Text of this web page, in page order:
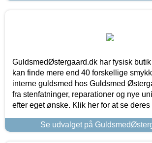
GuldsmedØstergaard.dk har fysisk
kan finde mere end 40 forskellige
interne guldsmed hos Guldsmed
fra stenfatninger, reparationer og nye
efter eget ønske. Klik her for at se deres
Se udvalget på